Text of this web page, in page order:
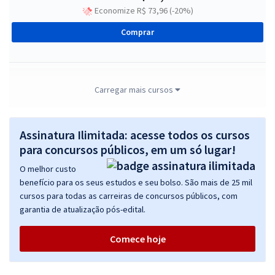
Economize R$ 73,96 (-20%)
Comprar
AMAZUL - Amazônia Azul Tecnologias de Defesa S.A. - Perfil 2:
R$ 351,84à vista
ou 12x de R$29,32
Economize R$ 87,96 (-20%)
Comprar
AMAZUL - Amazônia Azul Tecnologias de Defesa S.A. -
Conhecimentos Específicos para Especialidade - Analista de
Negócios (Pré-Edital)
Carregar mais cursos
Assinatura Ilimitada: acesse todos os cursos
para concursos públicos, em um só lugar!
O melhor custo
benefício para os seus estudos e seu bolso. São mais de 25 mil
cursos para todas as carreiras de concursos públicos, com
garantia de atualização pós-edital.
Comece hoje